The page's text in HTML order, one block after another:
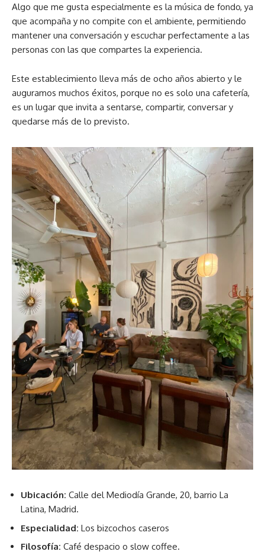
Algo que me gusta especialmente es la música de fondo, ya
que acompaña y no compite con el ambiente, permitiendo
mantener una conversación y escuchar perfectamente a las
personas con las que compartes la experiencia.
Este establecimiento lleva más de ocho años abierto y le
auguramos muchos éxitos, porque no es solo una cafetería,
es un lugar que invita a sentarse, compartir, conversar y
quedarse más de lo previsto.
Ubicación: Calle del Mediodía Grande, 20, barrio La
Latina, Madrid.
Especialidad: Los bizcochos caseros
Filosofía: Café despacio o slow coffee.